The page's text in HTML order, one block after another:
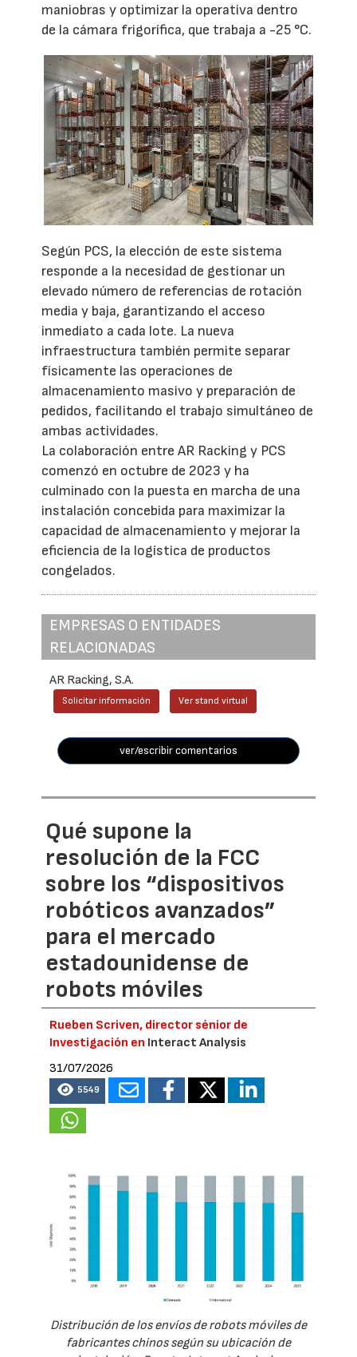
maniobras y optimizar la operativa dentro
de la cámara frigorífica, que trabaja a -25 °C.
Según PCS, la elección de este sistema
responde a la necesidad de gestionar un
elevado número de referencias de rotación
media y baja, garantizando el acceso
inmediato a cada lote. La nueva
infraestructura también permite separar
físicamente las operaciones de
almacenamiento masivo y preparación de
pedidos, facilitando el trabajo simultáneo de
ambas actividades.
La colaboración entre AR Racking y PCS
comenzó en octubre de 2023 y ha
culminado con la puesta en marcha de una
instalación concebida para maximizar la
capacidad de almacenamiento y mejorar la
eficiencia de la logística de productos
congelados.
EMPRESAS O ENTIDADES
RELACIONADAS
AR Racking, S.A.
Solicitar información Ver stand virtual
ver/escribir comentarios
Qué supone la
resolución de la FCC
sobre los “dispositivos
robóticos avanzados”
para el mercado
estadounidense de
robots móviles
Rueben Scriven, director sénior de
Investigación en Interact Analysis
31/07/2026
5549
Distribución de los envíos de robots móviles de
fabricantes chinos según su ubicación de